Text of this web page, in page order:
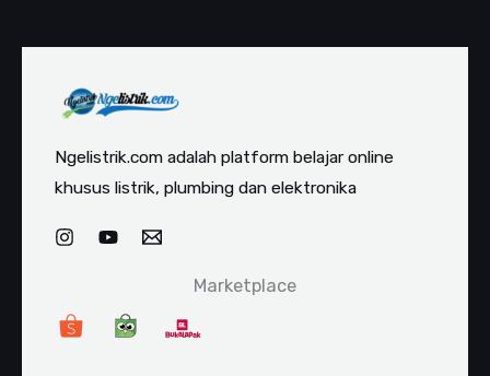
Ngelistrik.com adalah platform belajar online
khusus listrik, plumbing dan elektronika
Marketplace